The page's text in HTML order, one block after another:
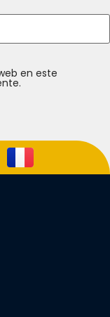
en este